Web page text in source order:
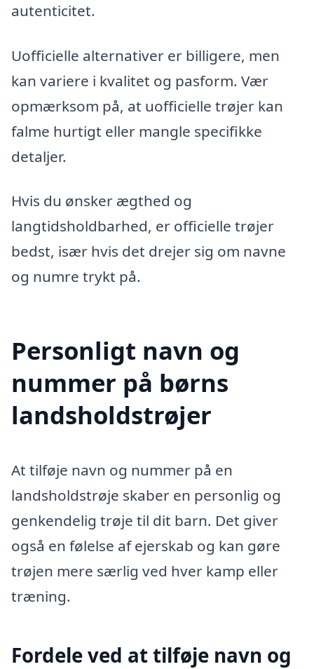
autenticitet.
Uofficielle alternativer er billigere, men
kan variere i kvalitet og pasform. Vær
opmærksom på, at uofficielle trøjer kan
falme hurtigt eller mangle specifikke
detaljer.
Hvis du ønsker ægthed og
langtidsholdbarhed, er officielle trøjer
bedst, især hvis det drejer sig om navne
og numre trykt på.
Personligt navn og
nummer på børns
landsholdstrøjer
At tilføje navn og nummer på en
landsholdstrøje skaber en personlig og
genkendelig trøje til dit barn. Det giver
også en følelse af ejerskab og kan gøre
trøjen mere særlig ved hver kamp eller
træning.
Fordele ved at tilføje navn og